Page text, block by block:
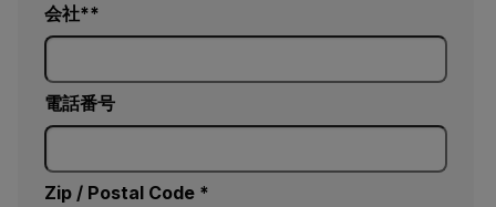
会社*
電話番号
Zip / Postal Code *